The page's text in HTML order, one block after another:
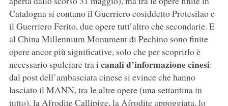
Catalogna si contano il Guerriero cosiddetto Protesilaoe
il Guerriero Ferito, due opere tutt’altro che secondarie. E
al China Millennium Monument di Pechino sono finite
opere ancor più significative, solo che per scoprirlo è
necessario spulciare tra i canali d’informazione cinesi:
dal post dell’ambasciata cinese si evince che hanno
lasciato il MANN, tra le altre opere (una settantina in
tutto), la Afrodite Callipige, la Afrodite appoggiata, lo